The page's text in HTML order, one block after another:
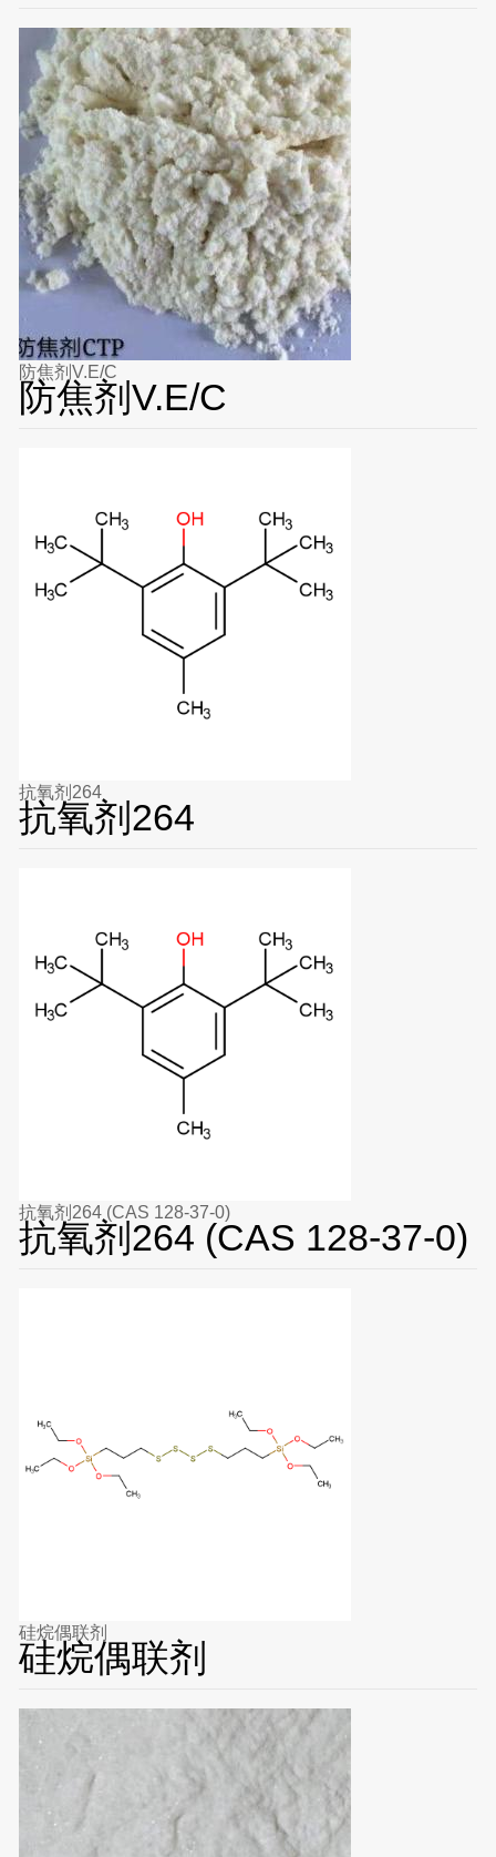
防焦剂V.E/C
防焦剂V.E/C
抗氧剂264
抗氧剂264
抗氧剂264 (CAS 128-37-0)
抗氧剂264 (CAS 128-37-0)
硅烷偶联剂
硅烷偶联剂